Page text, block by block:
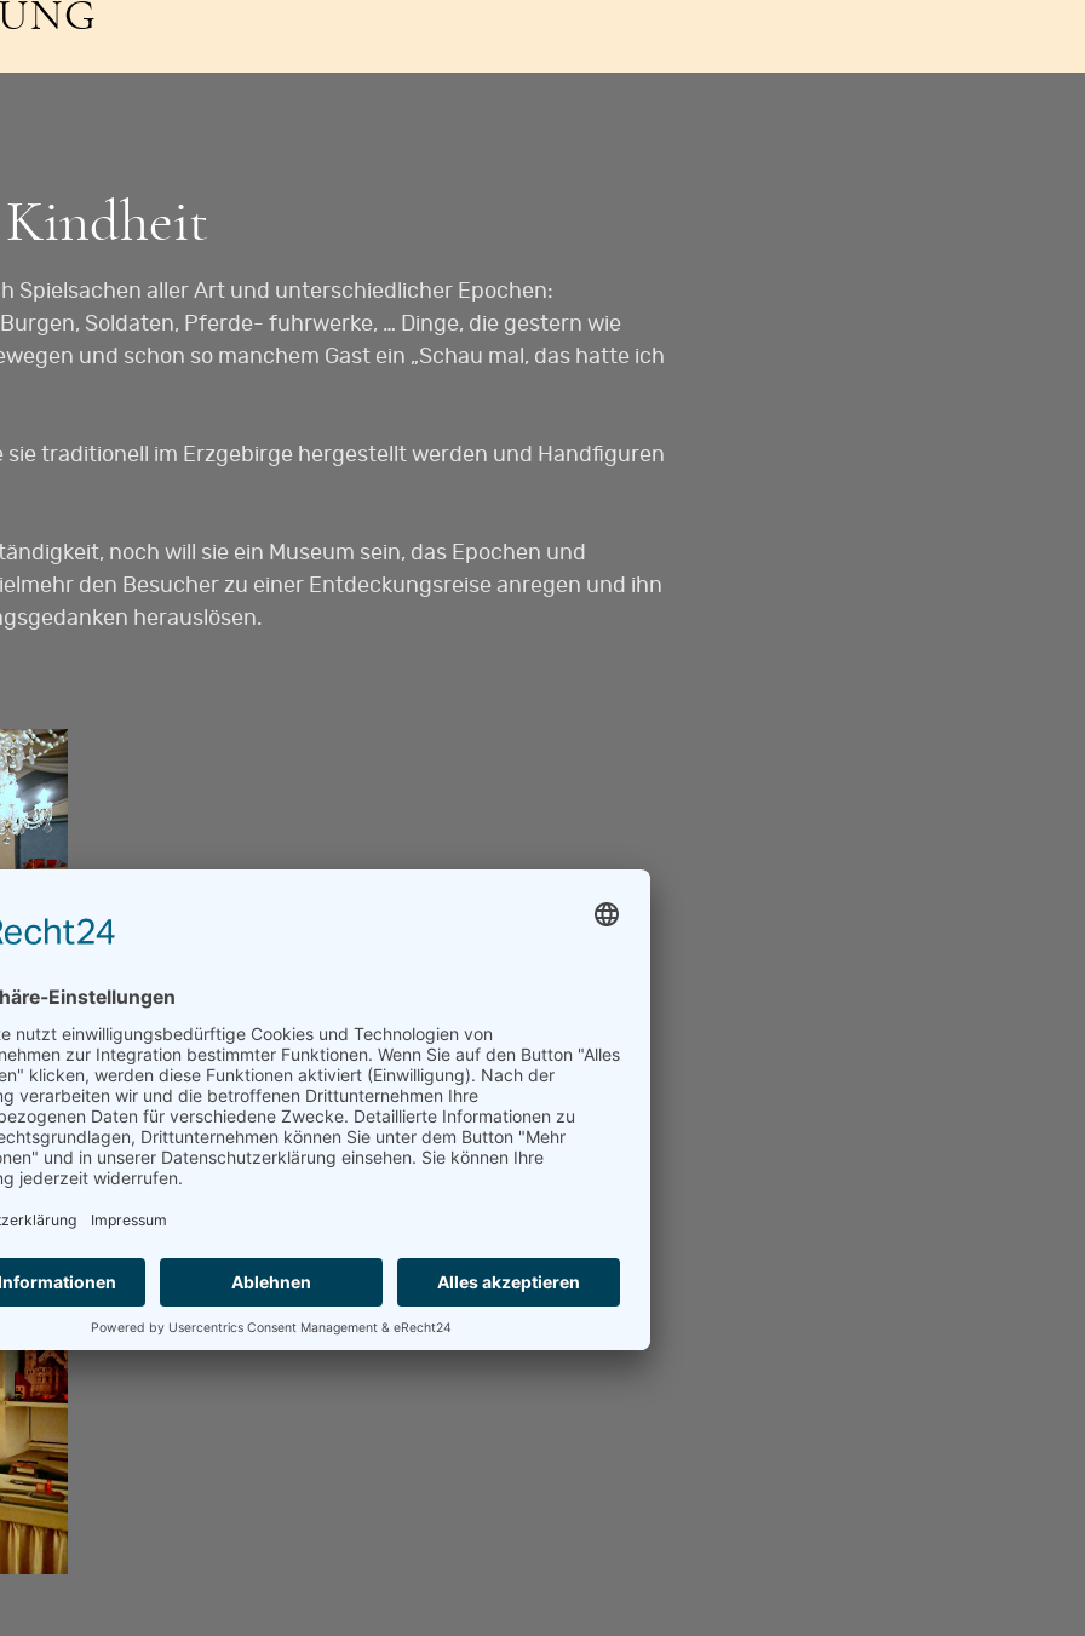
Kindheit
Spielsachen aller Art und unterschiedlicher Epochen:
Soldaten, Pferde- fuhrwerke, … Dinge, die gestern wie
und schon so manchem Gast ein „Schau mal, das hatte ich
sie traditionell im Erzgebirge hergestellt werden und Handfiguren
noch will sie ein Museum sein, das Epochen und
den Besucher zu einer Entdeckungsreise anregen und ihn
herauslösen.